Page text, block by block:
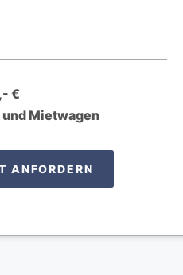
€
Mietwagen
ANFORDERN